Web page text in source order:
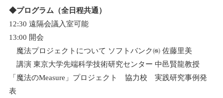
◆プログラム（全日程共通）
12:30 遠隔会議入室可能
13:00 開会
魔法プロジェクトについて ソフトバンク㈱ 佐藤里美
講演 東京大学先端科学技術研究センター 中邑賢龍教授
「魔法のMeasure」プロジェクト 協力校 実践研究事例発
表